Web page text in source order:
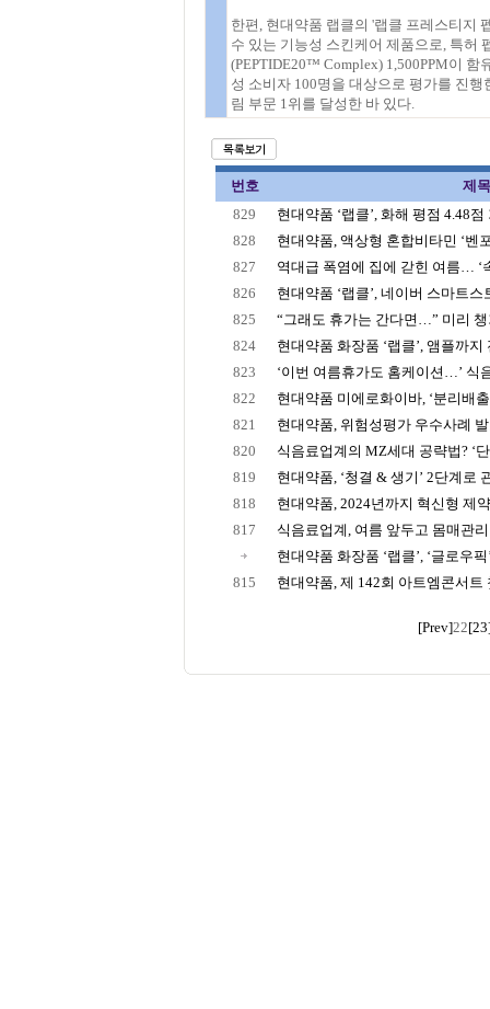
한편, 현대약품 랩클의 '랩클 프레스티지
수 있는 기능성 스킨케어 제품으로, 특허
(PEPTIDE20™ Complex) 1,500PPM이 함
성 소비자 100명을 대상으로 평가를 진
림 부문 1위를 달성한 바 있다.
번호
제목
829
현대약품 ‘랩클’, 화해 평점 4.48점
828
현대약품, 액상형 혼합비타민 ‘벤
827
역대급 폭염에 집에 갇힌 여름… ‘
826
현대약품 ‘랩클’, 네이버 스마트스
825
“그래도 휴가는 간다면…” 미리 챙
824
현대약품 화장품 ‘랩클’, 앰플까지
823
‘이번 여름휴가도 홈케이션…’ 식
822
현대약품 미에로화이바, ‘분리배
821
현대약품, 위험성평가 우수사례
820
식음료업계의 MZ세대 공략법? ‘
819
현대약품, ‘청결 & 생기’ 2단계로
818
현대약품, 2024년까지 혁신형 제
817
식음료업계, 여름 앞두고 몸매관리
현대약품 화장품 ‘랩클’, ‘글로우픽
815
현대약품, 제 142회 아트엠콘서트
[Prev]22